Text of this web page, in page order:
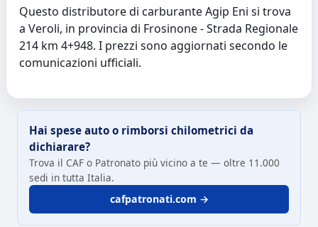
Questo distributore di carburante Agip Eni si trova
a Veroli, in provincia di Frosinone - Strada Regionale
214 km 4+948. I prezzi sono aggiornati secondo le
comunicazioni ufficiali.
Hai spese auto o rimborsi chilometrici da
dichiarare?
Trova il CAF o Patronato più vicino a te — oltre 11.000
sedi in tutta Italia.
cafpatronati.com →